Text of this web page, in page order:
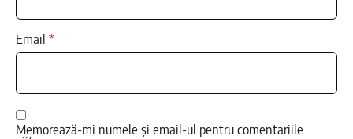
Email *
Memorează-mi numele și email-ul pentru comentariile